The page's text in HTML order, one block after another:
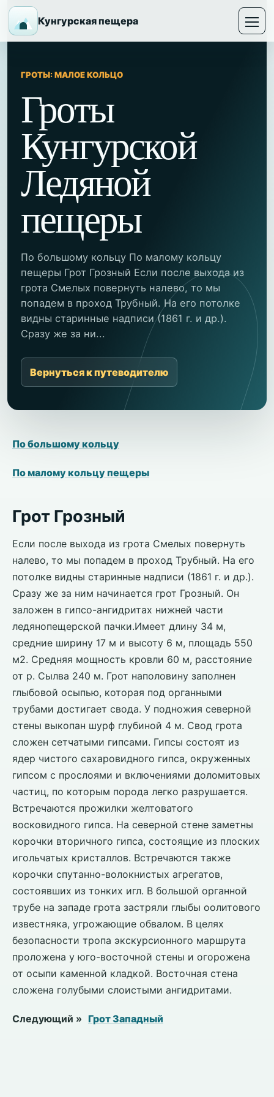
Кунгурская пещера
ГРОТЫ: МАЛОЕ КОЛЬЦО
Гроты
Кунгурской
Ледяной
пещеры
По большому кольцу По малому кольцу
пещеры Грот Грозный Если после выхода из
грота Смелых повернуть налево, то мы
попадем в проход Трубный. На его потолке
видны старинные надписи (1861 г. и др.).
Сразу же за ни...
Вернуться к путеводителю
По большому кольцу
По малому кольцу пещеры
Грот Грозный
Если после выхода из грота Смелых повернуть
налево, то мы попадем в проход Трубный. На его
потолке видны старинные надписи (1861 г. и др.).
Сразу же за ним начинается грот Грозный. Он
заложен в гипсо-ангидритах нижней части
ледянопещерской пачки.Имеет длину 34 м,
средние ширину 17 м и высоту 6 м, площадь 550
м2. Средняя мощность кровли 60 м, расстояние
от р. Сылва 240 м. Грот наполовину заполнен
глыбовой осыпью, которая под органными
трубами достигает свода. У подножия северной
стены выкопан шурф глубиной 4 м. Свод грота
сложен сетчатыми гипсами. Гипсы состоят из
ядер чистого сахаровидного гипса, окруженных
гипсом с прослоями и включениями доломитовых
частиц, по которым порода легко разрушается.
Встречаются прожилки желтоватого
восковидного гипса. На северной стене заметны
корочки вторичного гипса, состоящие из плоских
игольчатых кристаллов. Встречаются также
корочки спутанно-волокнистых агрегатов,
состоявших из тонких игл. В большой органной
трубе на западе грота застряли глыбы оолитового
известняка, угрожающие обвалом. В целях
безопасности тропа экскурсионного маршрута
проложена у юго-восточной стены и огорожена
от осыпи каменной кладкой. Восточная стена
сложена голубыми слоистыми ангидритами.
Следующий » Грот Западный